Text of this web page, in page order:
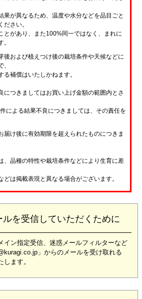
果が異なるため、温度や水分などを品目ごと
さい。
とがあり、また100%同一ではなく、まれに
後および植えつけ後の栽培条件や天候などに
補償はいたしかねます。
につきましてはお買い上げ金額の範囲内とさ
による結果不良につきましては、その責任を
届け後に有効期限を超えられたものにつきま
、品種の特性や栽培条件などにより生育に差
は掲載表現と異なる場合がございます。
ルを受信していただくために
イン指定受信、迷惑メールフィルターなど
」からのメールを受け取れる
ます。